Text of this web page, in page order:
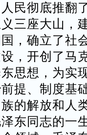
民彻底推翻
三座大山，
，确立了社
，开创了马
思想，为实
提、制度基
的解放和人
东同志的一